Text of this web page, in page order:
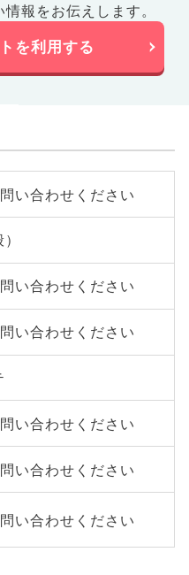
報をお伝えします。
を利用する
い合わせください
い合わせください
い合わせください
い合わせください
い合わせください
い合わせください